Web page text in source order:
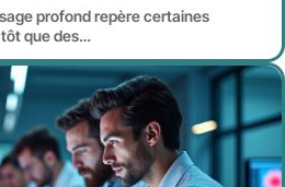
profond repère certaines
que des…